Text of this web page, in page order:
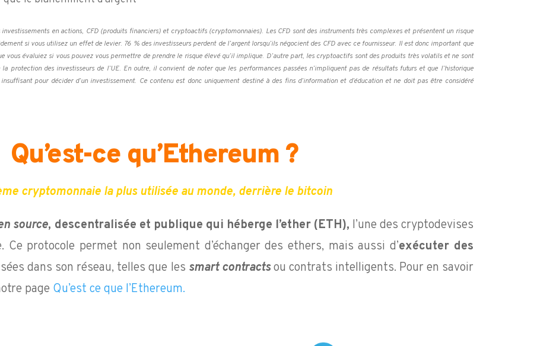
en actions, CFD (produits financiers) et cryptoactifs (cryptomonnaies). Les CFD sont des instruments très complexes et présentent un risque
si vous utilisez un effet de levier. 76 % des investisseurs perdent de l’argent lorsqu’ils négocient des CFD avec ce fournisseur. Il est donc important que
évaluiez si vous pouvez vous permettre de prendre le risque élevé qu’il implique. D’autre part, les cryptoactifs sont des produits très volatils et ne sont
protection des investisseurs de l’UE. En outre, il convient de noter que les performances passées n’impliquent pas de résultats futurs et que l’historique
pour décider d’un investissement. Ce contenu est donc uniquement destiné à des fins d’information et d’éducation et ne doit pas être considéré
Qu’est-ce qu’Ethereum ?
cryptomonnaie la plus utilisée au monde, derrière le bitcoin
source, descentralisée et publique qui héberge l’ether (ETH), l’une des cryptodevises
protocole permet non seulement d’échanger des ethers, mais aussi d’exécuter des
dans son réseau, telles que les smart contractsou contrats intelligents. Pour en savoir
page Qu’est ce que l’Ethereum.